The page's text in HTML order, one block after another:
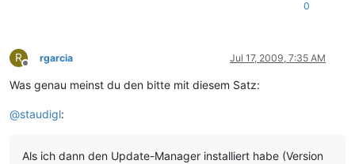
0
R
Offline
rgarcia Jul 17, 2009, 7:35 AM
Was genau meinst du den bitte mit diesem Satz:
@staudigl:
Als ich dann den Update-Manager installiert habe (Version